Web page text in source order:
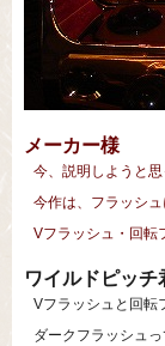
メーカー様
今、説明しようと思
今作は、フラッシュ
Vフラッシュ・回転
ワイルドピッチ
Vフラッシュと回
ダークフラッシュ